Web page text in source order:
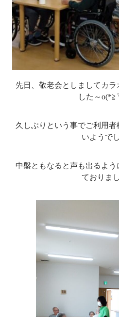
先日、敬老会としましてカ
した～
久しぶりという事でご利用
いようで
中盤ともなると声も出るよ
ておりま